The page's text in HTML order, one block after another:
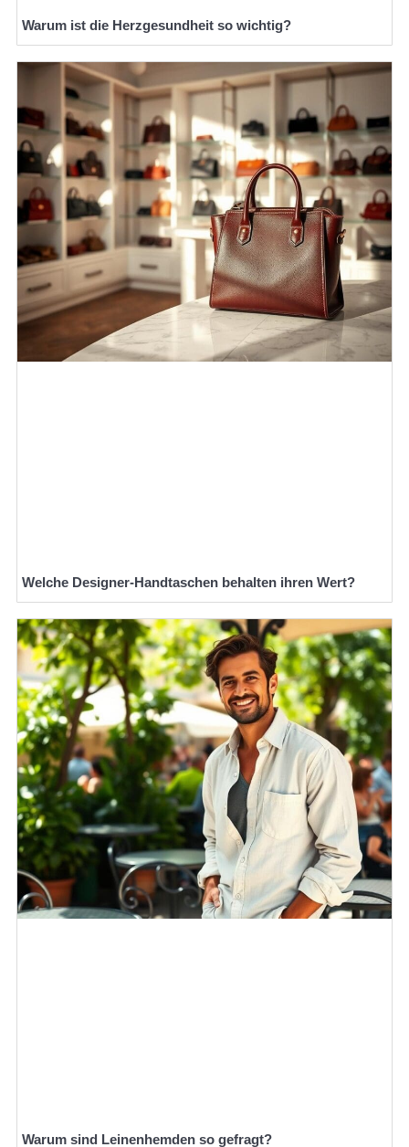
Warum ist die Herzgesundheit so wichtig?
Welche Designer-Handtaschen behalten ihren Wert?
Warum sind Leinenhemden so gefragt?